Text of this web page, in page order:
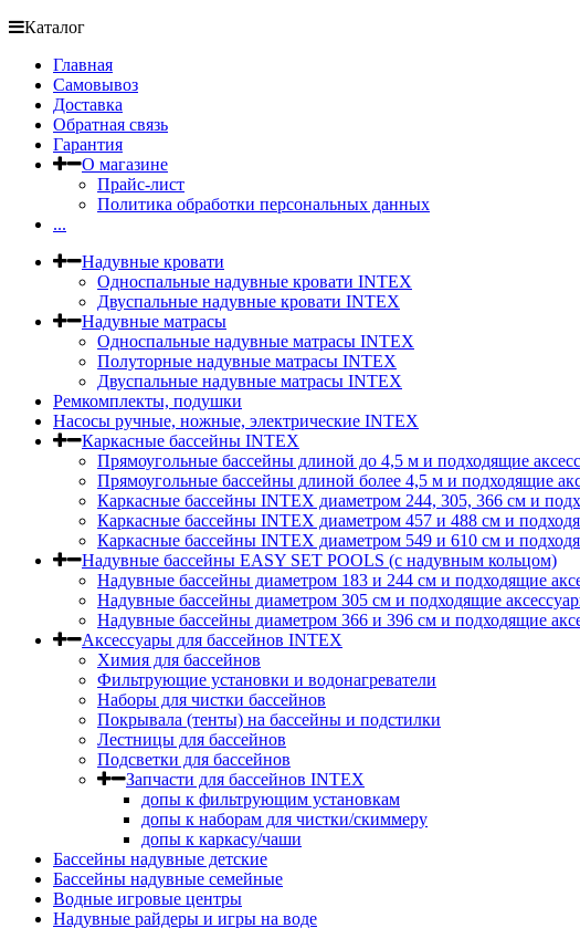
Каталог
Главная
Самовывоз
Доставка
Обратная связь
Гарантия
О магазине
Прайс-лист
Политика обработки персональных данных
...
Надувные кровати
Односпальные надувные кровати INTEX
Двуспальные надувные кровати INTEX
Надувные матрасы
Односпальные надувные матрасы INTEX
Полуторные надувные матрасы INTEX
Двуспальные надувные матрасы INTEX
Ремкомплекты, подушки
Насосы ручные, ножные, электрические INTEX
Каркасные бассейны INTEX
Прямоугольные бассейны длиной до 4,5 м и подходящие
Прямоугольные бассейны длиной более 4,5 м и подходящие
Каркасные бассейны INTEX диаметром 244, 305, 366 см и
Каркасные бассейны INTEX диаметром 457 и 488 cм и
Каркасные бассейны INTEX диаметром 549 и 610 см и
Надувные бассейны EASY SET POOLS (с надувным кольцом)
Надувные бассейны диаметром 183 и 244 см и подходящие
Надувные бассейны диаметром 305 см и подходящие
Надувные бассейны диаметром 366 и 396 см и подходящие
Аксессуары для бассейнов INTEX
Химия для бассейнов
Фильтрующие установки и водонагреватели
Наборы для чистки бассейнов
Покрывала (тенты) на бассейны и подстилки
Лестницы для бассейнов
Подсветки для бассейнов
Запчасти для бассейнов INTEX
допы к фильтрующим установкам
допы к наборам для чистки/скиммеру
допы к каркасу/чаши
Бассейны надувные детские
Бассейны надувные семейные
Водные игровые центры
Надувные райдеры и игры на воде